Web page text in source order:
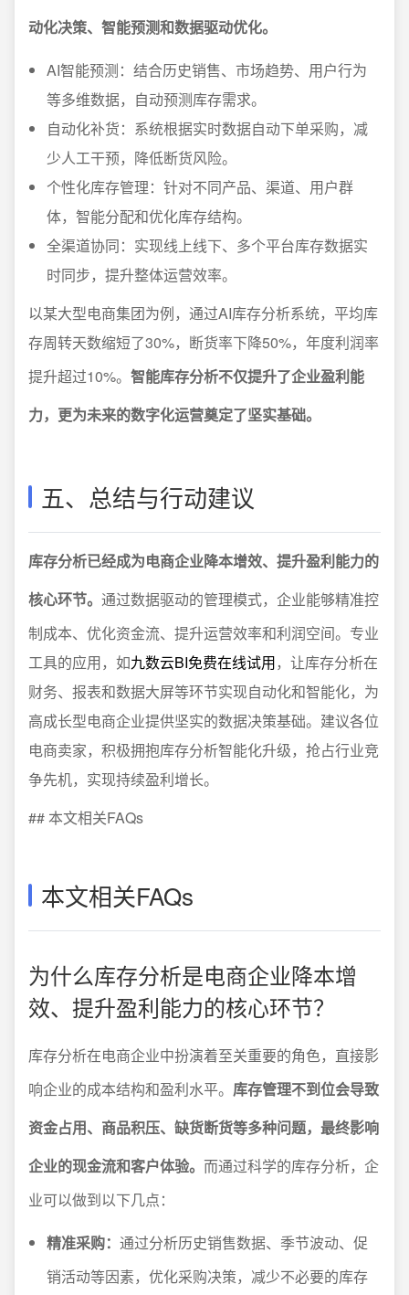
动化决策、智能预测和数据驱动优化。
AI智能预测：结合历史销售、市场趋势、用户行为
等多维数据，自动预测库存需求。
自动化补货：系统根据实时数据自动下单采购，减
少人工干预，降低断货风险。
个性化库存管理：针对不同产品、渠道、用户群
体，智能分配和优化库存结构。
全渠道协同：实现线上线下、多个平台库存数据实
时同步，提升整体运营效率。
以某大型电商集团为例，通过AI库存分析系统，平均库
存周转天数缩短了30%，断货率下降50%，年度利润率
提升超过10%。 智能库存分析不仅提升了企业盈利能
力，更为未来的数字化运营奠定了坚实基础。
五、总结与行动建议
库存分析已经成为电商企业降本增效、提升盈利能力的
核心环节。 通过数据驱动的管理模式，企业能够精准控
制成本、优化资金流、提升运营效率和利润空间。专业
工具的应用，如九数云BI免费在线试用，让库存分析在
财务、报表和数据大屏等环节实现自动化和智能化，为
高成长型电商企业提供坚实的数据决策基础。建议各位
电商卖家，积极拥抱库存分析智能化升级，抢占行业竞
争先机，实现持续盈利增长。
## 本文相关FAQs
本文相关FAQs
为什么库存分析是电商企业降本增
效、提升盈利能力的核心环节？
库存分析在电商企业中扮演着至关重要的角色，直接影
响企业的成本结构和盈利水平。 库存管理不到位会导致
资金占用、商品积压、缺货断货等多种问题，最终影响
企业的现金流和客户体验。 而通过科学的库存分析，企
业可以做到以下几点：
精准采购： 通过分析历史销售数据、季节波动、促
销活动等因素，优化采购决策，减少不必要的库存